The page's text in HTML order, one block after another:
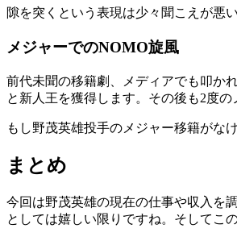
隙を突くという表現は少々聞こえが悪
メジャーでのNOMO旋風
前代未聞の移籍劇、メディアでも叩か
と新人王を獲得します。その後も2度
もし野茂英雄投手のメジャー移籍がな
まとめ
今回は野茂英雄の現在の仕事や収入を
としては嬉しい限りですね。そしてこ